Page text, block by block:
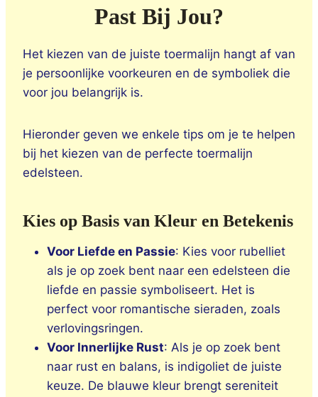
Past Bij Jou?
Het kiezen van de juiste toermalijn hangt af van
je persoonlijke voorkeuren en de symboliek die
voor jou belangrijk is.
Hieronder geven we enkele tips om je te helpen
bij het kiezen van de perfecte toermalijn
edelsteen.
Kies op Basis van Kleur en Betekenis
Voor Liefde en Passie: Kies voor rubelliet
als je op zoek bent naar een edelsteen die
liefde en passie symboliseert. Het is
perfect voor romantische sieraden, zoals
verlovingsringen.
Voor Innerlijke Rust: Als je op zoek bent
naar rust en balans, is indigoliet de juiste
keuze. De blauwe kleur brengt sereniteit